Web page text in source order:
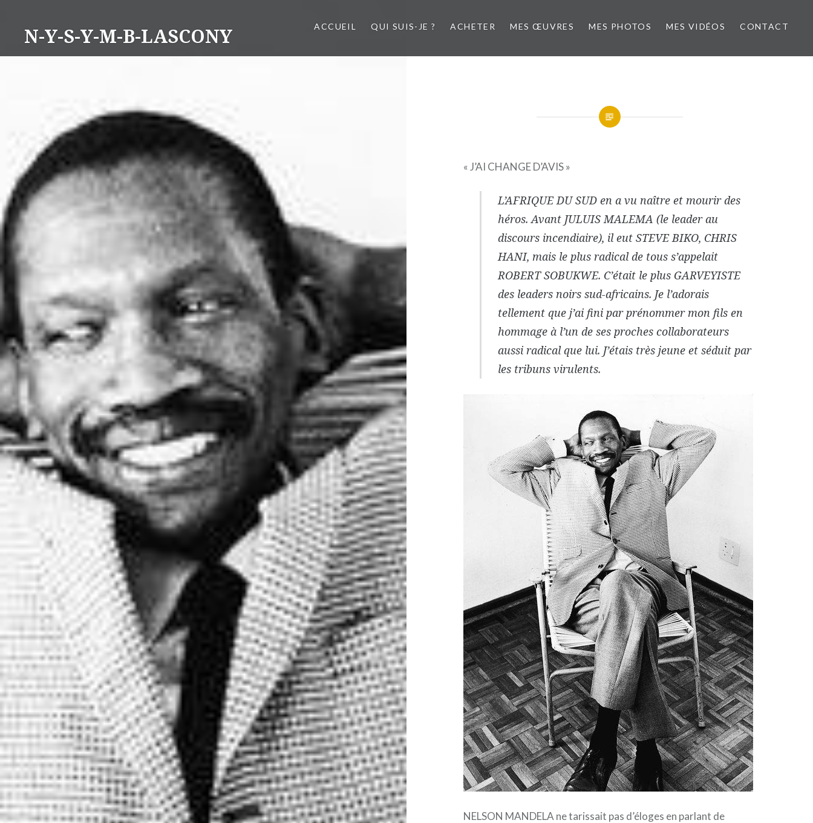
contenuN-Y-S-Y-M-B-LASCONY ACCUEIL QUI SUIS-JE ? ACHETER MES ŒUVRES MES PHOTOS MES VIDÉOS CONTACT
« J’AI CHANGE D’AVIS »
L’AFRIQUE DU SUD en a vu naître et mourir des
héros. Avant JULUIS MALEMA (le leader au
discours incendiaire), il eut STEVE BIKO, CHRIS
HANI, mais le plus radical de tous s’appelait
ROBERT SOBUKWE. C’était le plus GARVEYISTE
des leaders noirs sud-africains. Je l’adorais
tellement que j’ai fini par prénommer mon fils en
hommage à l’un de ses proches collaborateurs
aussi radical que lui. J’étais très jeune et séduit par
les tribuns virulents.
NELSON MANDELA ne tarissait pas d’éloges en parlant de